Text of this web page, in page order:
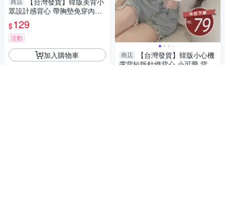
眾設計感背心 帶胸墊免穿內衣
小可愛 背心 衣服 女裝 上衣【V
384】
$129
活動
加入購物車 商店
【台灣發貨】韓版小心機
露背短版針織背心 小可愛 背